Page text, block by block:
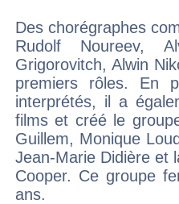
Des chorégraphes
Rudolf Noureev,
Grigorovitch, Alwin
premiers rôles. En
interprétés, il a
films et créé le
Guillem, Monique
Jean-Marie Didière et
Cooper. Ce groupe
ans.